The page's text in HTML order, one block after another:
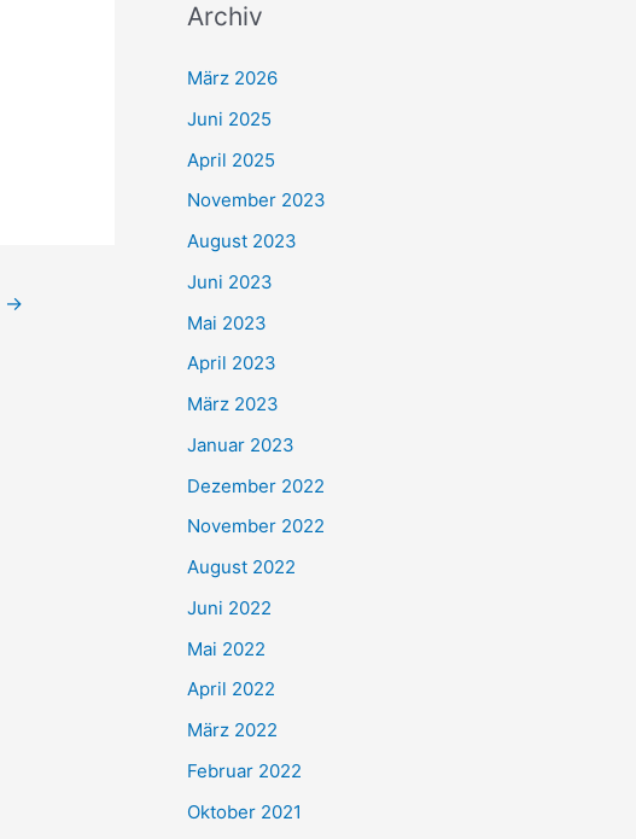
→
Archiv
März 2026
Juni 2025
April 2025
November 2023
August 2023
Juni 2023
Mai 2023
April 2023
März 2023
Januar 2023
Dezember 2022
November 2022
August 2022
Juni 2022
Mai 2022
April 2022
März 2022
Februar 2022
Oktober 2021